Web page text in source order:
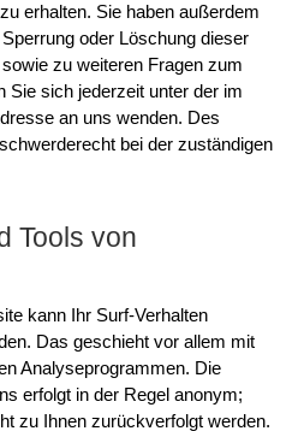
erhalten. Sie haben außerdem
oder Löschung dieser
zu weiteren Fragen zum
Sie sich jederzeit unter der im
an uns wenden. Des
bei der zuständigen
Tools von
kann Ihr Surf-Verhalten
Das geschieht vor allem mit
Analyseprogrammen. Die
erfolgt in der Regel anonym;
zu Ihnen zurückverfolgt werden.